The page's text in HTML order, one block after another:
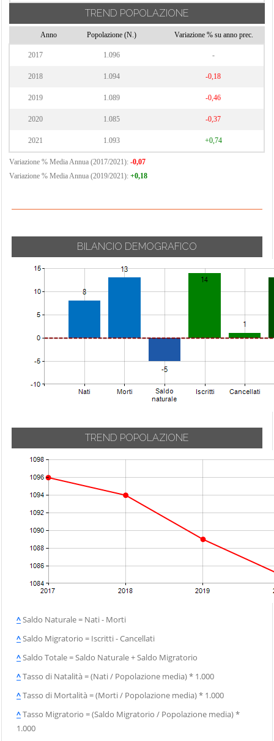
TREND POPOLAZIONE
Anno Popolazione (N.) Variazione % su anno prec.
2017 1.096 -
2018 1.094 -0,18
2019 1.089 -0,46
2020 1.085 -0,37
2021 1.093 +0,74
Variazione % Media Annua (2017/2021): -0,07
Variazione % Media Annua (2019/2021): +0,18
BILANCIO DEMOGRAFICO
TREND POPOLAZIONE
^Saldo Naturale = Nati - Morti
^Saldo Migratorio = Iscritti - Cancellati
^Saldo Totale = Saldo Naturale + Saldo Migratorio
^Tasso di Natalità = (Nati / Popolazione media) * 1.000
^Tasso di Mortalità = (Morti / Popolazione media) * 1.000
^Tasso Migratorio = (Saldo Migratorio / Popolazione media) *
1.000